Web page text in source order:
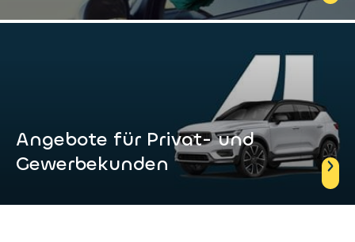
Angebote für Privat- und
Gewerbekunden